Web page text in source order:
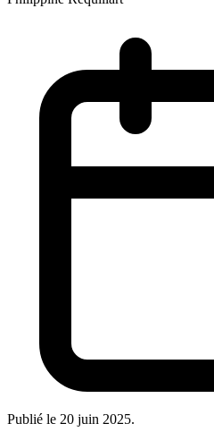
Publié le 20 juin 2025.